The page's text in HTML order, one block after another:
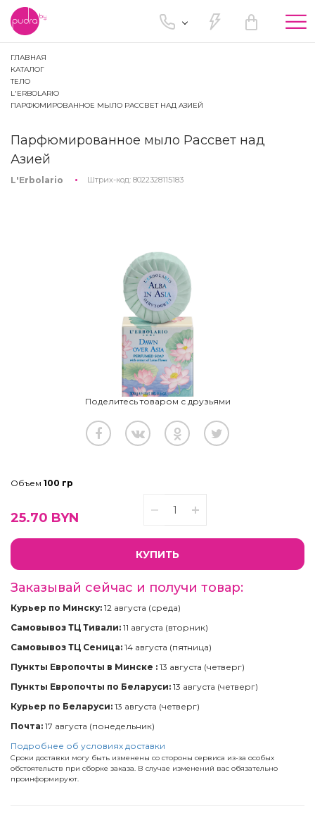
ГЛАВНАЯ
КАТАЛОГ
ТЕЛО
L'ERBOLARIO
ПАРФЮМИРОВАННОЕ МЫЛО РАССВЕТ НАД АЗИЕЙ
Парфюмированное мыло Рассвет над
Азией
L'Erbolario Штрих-код: 8022328115183
Поделитесь товаром с друзьями
Объем 100 гр
25.70 BYN
КУПИТЬ
Заказывай сейчас и получи товар:
Курьер по Минску: 12 августа (среда)
Самовывоз ТЦ Тивали: 11 августа (вторник)
Самовывоз ТЦ Сеница: 14 августа (пятница)
Пункты Европочты в Минске : 13 августа (четверг)
Пункты Европочты по Беларуси: 13 августа (четверг)
Курьер по Беларуси: 13 августа (четверг)
Почта: 17 августа (понедельник)
Подробнее об условиях доставки
Сроки доставки могу быть изменены со стороны сервиса из-за особых
обстоятельств при сборке заказа. В случае изменений вас обязательно
проинформируют.